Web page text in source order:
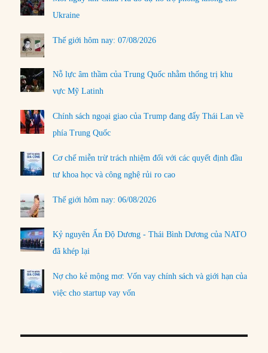
Ukraine
Thế giới hôm nay: 07/08/2026
Nỗ lực âm thầm của Trung Quốc nhằm thống trị khu
vực Mỹ Latinh
Chính sách ngoại giao của Trump đang đẩy Thái Lan về
phía Trung Quốc
Cơ chế miễn trừ trách nhiệm đối với các quyết định đầu
tư khoa học và công nghệ rủi ro cao
Thế giới hôm nay: 06/08/2026
Kỷ nguyên Ấn Độ Dương - Thái Bình Dương của NATO
đã khép lại
Nợ cho kẻ mộng mơ: Vốn vay chính sách và giới hạn của
việc cho startup vay vốn